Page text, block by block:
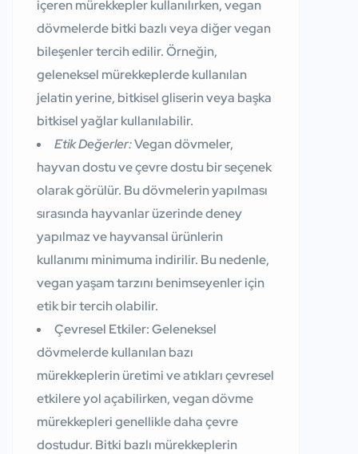
içeren mürekkepler kullanılırken, vegan
dövmelerde bitki bazlı veya diğer vegan
bileşenler tercih edilir. Örneğin,
geleneksel mürekkeplerde kullanılan
jelatin yerine, bitkisel gliserin veya başka
bitkisel yağlar kullanılabilir.
Etik Değerler:Vegan dövmeler,
hayvan dostu ve çevre dostu bir seçenek
olarak görülür. Bu dövmelerin yapılması
sırasında hayvanlar üzerinde deney
yapılmaz ve hayvansal ürünlerin
kullanımı minimuma indirilir. Bu nedenle,
vegan yaşam tarzını benimseyenler için
etik bir tercih olabilir.
Çevresel Etkiler:Geleneksel
dövmelerde kullanılan bazı
mürekkeplerin üretimi ve atıkları çevresel
etkilere yol açabilirken, vegan dövme
mürekkepleri genellikle daha çevre
dostudur. Bitki bazlı mürekkeplerin